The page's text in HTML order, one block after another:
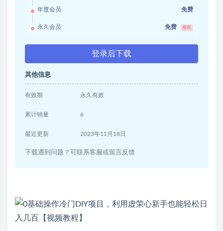
年度会员 免费
永久会员 免费 推荐
登录后下载
其他信息
有效期 永久有效
累计销量 6
最近更新 2023年11月18日
下载遇到问题？可联系客服或留言反馈